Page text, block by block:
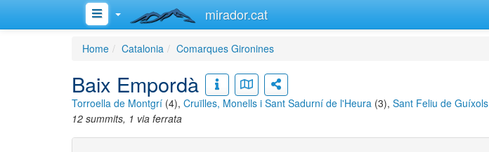
mirador.cat
Home Catalonia Comarques Gironines
Baix Empordà
Torroella de Montgrí (4), Cruïlles, Monells i Sant Sadurní de l'Heura (3), Sant Feliu de Guíxols
12 summits, 1 via ferrata